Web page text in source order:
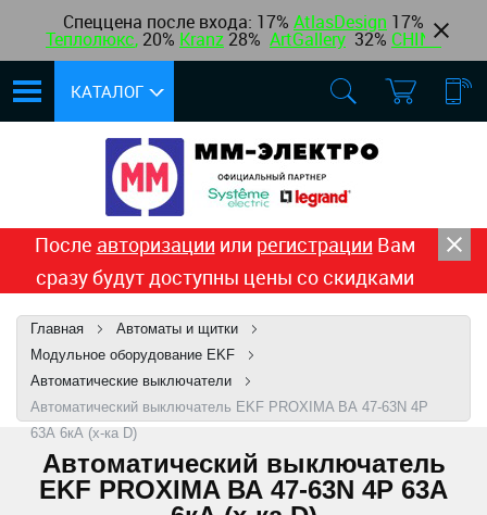
Спеццена после входа: 17% AtlasDesign 17%
Теплолюкс, 20% Kranz 28% ArtGallery 32% CHINT
КАТАЛОГ
После авторизации или регистрации Вам
сразу будут доступны цены со скидками
Главная
Автоматы и щитки
Модульное оборудование EKF
Автоматические выключатели
Автоматический выключатель EKF PROXIMA ВА 47-63N 4Р
63А 6кА (х-ка D)
Автоматический выключатель
EKF PROXIMA ВА 47-63N 4Р 63А